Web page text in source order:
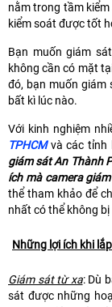
nằm trong tầm
kiểm soát được tốt
Bạn muốn giám
không cần có mặt
đó, bạn muốn giám
bất kì lúc nào.
Với kinh nghiệm
TPHCMvà các tỉnh
giám sát An Thành
ích mà camera
thể tham khảo để
nhất có thể không
Những lợi ích khi
Giám sát từ xa: Dù
sát được những